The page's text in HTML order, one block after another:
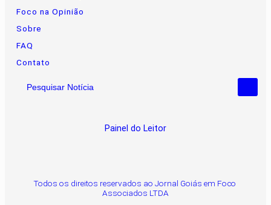
Foco na Opinião
Sobre
FAQ
Contato
Pesquisar Notícia
Painel do Leitor
Todos os direitos reservados ao Jornal Goiás em Foco
Associados LTDA